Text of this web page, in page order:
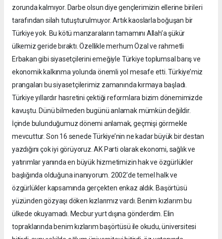
zorunda kalmıyor. Darbe olsun diye gençlerimizin ellerine birileri
tarafından silah tutuşturulmuyor. Artık kaoslarla boğuşan bir
Türkiye yok. Bu kötü manzaraların tamamını Allah’a şükür
ülkemiz geride bıraktı. Özellikle merhum Özal ve rahmetli
Erbakan gibi siyasetçilerini emeğiyle Türkiye toplumsal barış ve
ekonomik kalkınma yolunda önemli yol mesafe etti. Türkiye’miz
prangaları bu siyasetçilerimiz zamanında kırmaya başladı.
Türkiye yıllardır hasretini çektiği reformlara bizim dönemimizde
kavuştu. Dünü bilmeden bugünü anlamak mümkün değildir.
İçinde bulunduğumuz dönemi anlamak, geçmişi görmekle
mevcuttur. Son 16 senede Türkiye’nin ne kadar büyük bir destan
yazdığını çok iyi görüyoruz. AK Parti olarak ekonomi, sağlık ve
yatırımlar yanında en büyük hizmetimizin hak ve özgürlükler
başlığında olduğuna inanıyorum. 2002’de temel halk ve
özgürlükler kapsamında gerçekten enkaz aldık. Başörtüsü
yüzünden gözyaşı döken kızlarımız vardı. Benim kızlarım bu
ülkede okuyamadı. Mecbur yurt dışına gönderdim. Elin
topraklarında benim kızlarım başörtüsü ile okudu, üniversitesi